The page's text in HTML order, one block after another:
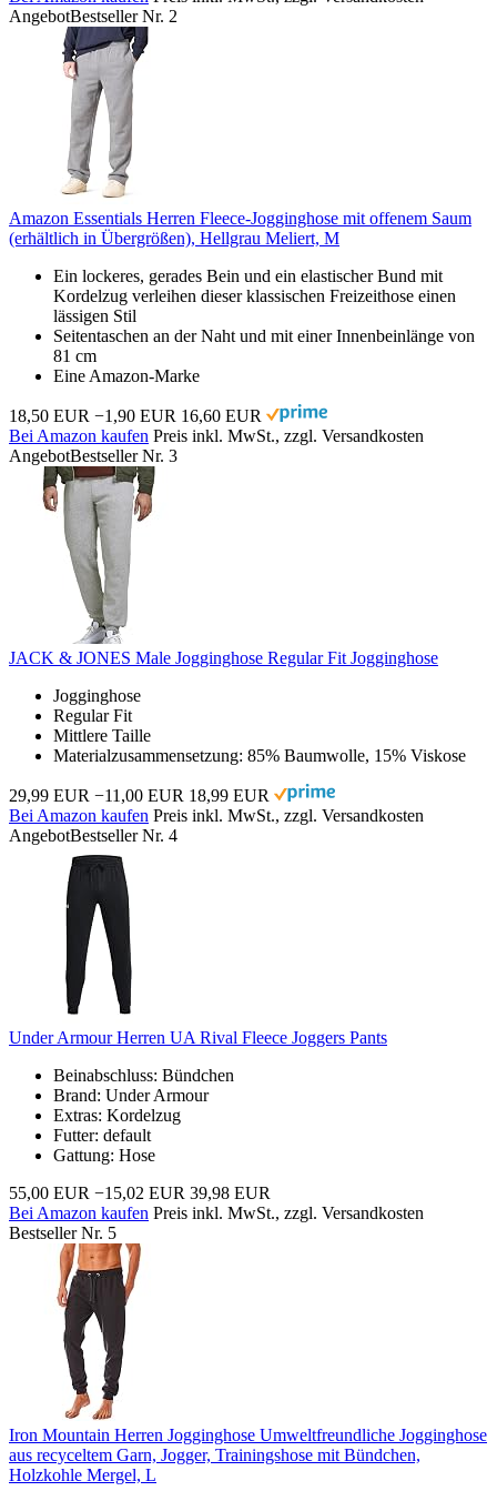
AngebotBestseller Nr. 2
Amazon Essentials Herren Fleece-Jogginghose mit offenem Saum
(erhältlich in Übergrößen), Hellgrau Meliert, M
Ein lockeres, gerades Bein und ein elastischer Bund mit
Kordelzug verleihen dieser klassischen Freizeithose einen
lässigen Stil
Seitentaschen an der Naht und mit einer Innenbeinlänge von
81 cm
Eine Amazon-Marke
18,50 EUR −1,90 EUR 16,60 EUR
Bei Amazon kaufen Preis inkl. MwSt., zzgl. Versandkosten
AngebotBestseller Nr. 3
JACK & JONES Male Jogginghose Regular Fit Jogginghose
Jogginghose
Regular Fit
Mittlere Taille
Materialzusammensetzung: 85% Baumwolle, 15% Viskose
29,99 EUR −11,00 EUR 18,99 EUR
Bei Amazon kaufen Preis inkl. MwSt., zzgl. Versandkosten
AngebotBestseller Nr. 4
Under Armour Herren UA Rival Fleece Joggers Pants
Beinabschluss: Bündchen
Brand: Under Armour
Extras: Kordelzug
Futter: default
Gattung: Hose
55,00 EUR −15,02 EUR 39,98 EUR
Bei Amazon kaufen Preis inkl. MwSt., zzgl. Versandkosten
Bestseller Nr. 5
Iron Mountain Herren Jogginghose Umweltfreundliche Jogginghose
aus recyceltem Garn, Jogger, Trainingshose mit Bündchen,
Holzkohle Mergel, L